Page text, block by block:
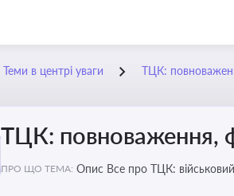
Теми в центрі уваги ТЦК:
ТЦК: повноваження,
ПРО ЩО ТЕМА: Опис Все про ТЦК: